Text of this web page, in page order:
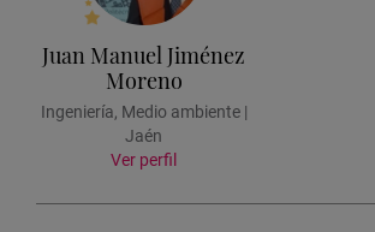
Juan Manuel Jiménez
Moreno
Ingeniería, Medio ambiente |
Jaén
Ver perfil